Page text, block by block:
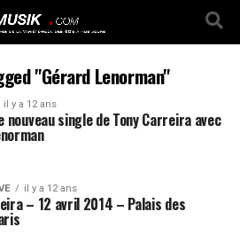
"Gérard Lenorman"
il y a 12 ans
nouveau single de Tony Carreira avec
il y a 12 ans
– 12 avril 2014 – Palais des